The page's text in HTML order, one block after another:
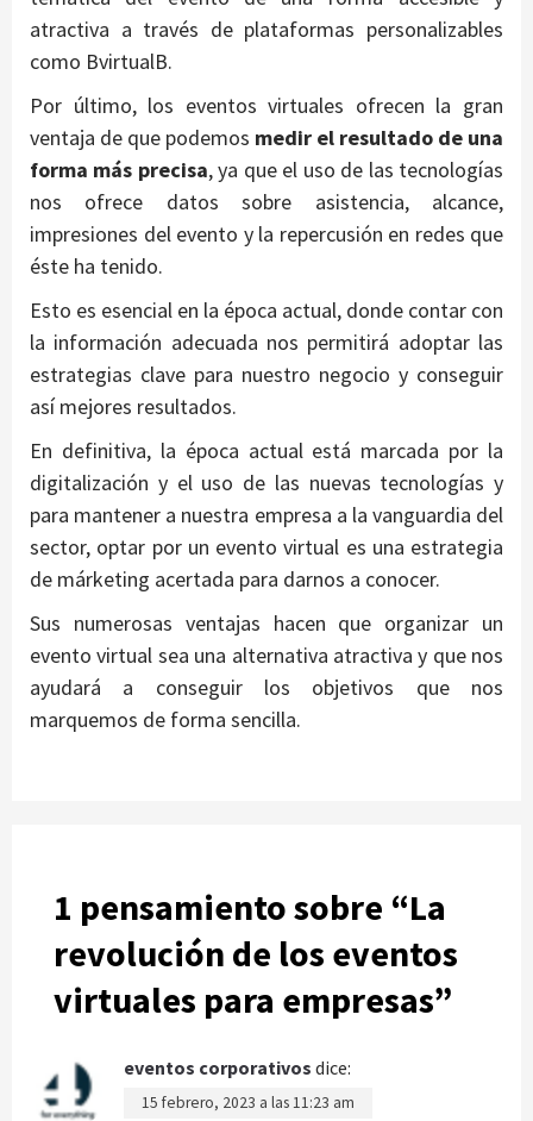
atractiva a través de plataformas personalizables
como BvirtualB.
Por último, los eventos virtuales ofrecen la gran
ventaja de que podemos medir el resultado de una
forma más precisa, ya que el uso de las tecnologías
nos ofrece datos sobre asistencia, alcance,
impresiones del evento y la repercusión en redes que
éste ha tenido.
Esto es esencial en la época actual, donde contar con
la información adecuada nos permitirá adoptar las
estrategias clave para nuestro negocio y conseguir
así mejores resultados.
En definitiva, la época actual está marcada por la
digitalización y el uso de las nuevas tecnologías y
para mantener a nuestra empresa a la vanguardia del
sector, optar por un evento virtual es una estrategia
de márketing acertada para darnos a conocer.
Sus numerosas ventajas hacen que organizar un
evento virtual sea una alternativa atractiva y que nos
ayudará a conseguir los objetivos que nos
marquemos de forma sencilla.
1 pensamiento sobre “La
revolución de los eventos
virtuales para empresas”
eventos corporativos dice:
15 febrero, 2023 a las 11:23 am